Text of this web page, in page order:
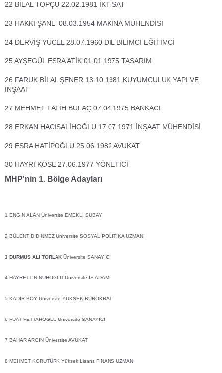
22 BİLAL TOPÇU 22.02.1981 İKTİSAT
23 HAKKI ŞANLI 08.03.1954 MAKİNA MÜHENDİSİ
24 DERVİŞ YÜCEL 28.07.1960 DİL BİLİMCİ EĞİTİMCİ
25 AYŞEGÜL ESRA ATİK 01.01.1975 TASARIM
26 FARUK BİLAL ŞENER 13.10.1981 KUYUMCULUK YAPI VE
İNŞAAT
27 MEHMET FATİH BULAÇ 07.04.1975 BANKACI
28 ERKAN HACISALİHOĞLU 17.07.1971 İNŞAAT MÜHENDİSİ
29 ESRA HATİPOĞLU 25.06.1982 AVUKAT
30 HAYRİ KÖSE 27.06.1977 YÖNETİCİ
MHP'nin 1. Bölge Adayları
1 ENGIN ALAN Üniversite EMEKLI SUBAY
2 BÜLENT DIDINMEZ Üniversite SOSYAL POLITIKA UZMANI
3 DURMUS ALI TORLAK Üniversite SANAYICI
4 HAYRETTIN NUHOGLU Üniversite IS ADAMI
5 KADIR BOY Üniversite YÜKSEK BÜROKRAT
6 FUAT FETTAHOGLU Üniversite SANAYICI
7 BAHAR ARGIN Üniversite AVUKAT
8 MEHMET KORUTÜRK Yüksek Lisans FINANS UZMANI